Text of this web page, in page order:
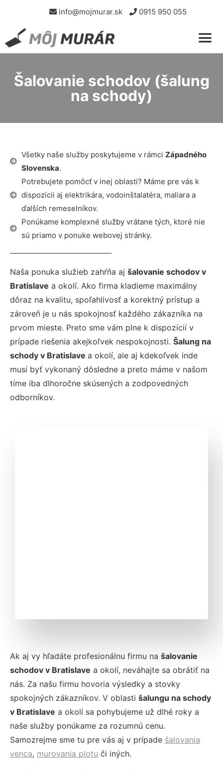
info@mojmurar.sk 0915 950 055
Šalovanie schodov (šalung
na schody)
Všetky naše služby poskytujeme v rámci Západného
Slovenska.
Potrebujete pomôcť v inej oblasti? Máme pre vás k
dispozícii aj elektrikára, vodoinštalatéra, maliara a
ďalších remeselníkov.
Ponúkame komplexné služby vrátane tých, ktoré nie
sú priamo v ponuke webovej stránky.
Naša ponuka služieb zahŕňa aj šalovanie schodov v
Bratislave a okolí. Ako firma kladieme maximálny
dôraz na kvalitu, spoľahlivosť a korektný prístup a
zároveň je u nás spokojnosť každého zákazníka na
prvom mieste. Preto sme vám plne k dispozícií v
prípade riešenia akejkoľvek nespokojnosti. Šalung na
schody v Bratislave a okolí, ale aj kdekoľvek inde
musí byť vykonaný dôsledne a preto máme v našom
tíme iba dlhoročne skúsených a zodpovedných
odborníkov.
Ak aj vy hľadáte profesionálnu firmu na šalovanie
schodov v Bratislave a okolí, neváhajte sa obrátiť na
nás. Za našu firmu hovoria výsledky a stovky
spokojných zákazníkov. V oblasti šalungu na schody
v Bratislave a okolí sa pohybujeme už dlhé roky a
naše služby ponúkame za rozumnú cenu.
Samozrejme sme tu pre vás aj v prípade šalovania
venca, murovania plotu či iných.